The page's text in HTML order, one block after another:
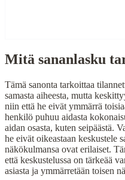
Finding Finnish proverbs
Understanding Finnish
Finding quotes for
Cultural Context
Language:Finnish (suomi)
Origin:Finland
Period:Traditional folk wisdom
Mitä sananlasku
Tämä sanonta tarkoittaa
samasta aiheesta, mutta
niin että he eivät ymmärrä
henkilö puhuu aidasta
aidan osasta, kuten seipäästä.
he eivät oikeastaan keskustele
näkökulmansa ovat erilaiset.
että keskustelussa on tärkeää
asiasta ja ymmärretään toisen